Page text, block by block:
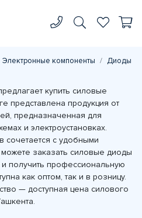
Электронные компоненты Диоды
купить силовые
представлена продукция от
предназначенная для
и электроустановках.
сочетается с удобными
заказать силовые диоды
и получить профессиональную
как оптом, так и в розницу.
— доступная цена силового